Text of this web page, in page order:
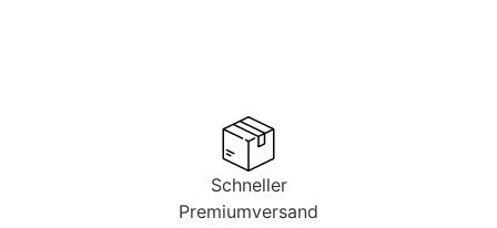
Schneller
Premiumversand